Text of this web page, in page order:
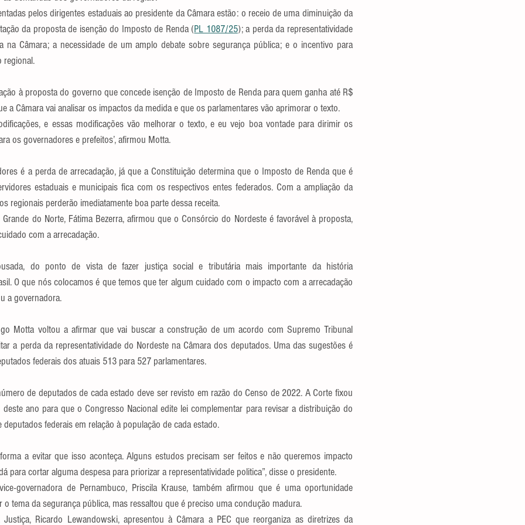
pelos dirigentes estaduais ao presidente da Câmara estão: o receio de uma diminuição da
da proposta de isenção do Imposto de Renda (PL 1087/25); a perda da representatividade
na Câmara; a necessidade de um amplo debate sobre segurança pública; e o incentivo para
regional.
à proposta do governo que concede isenção de Imposto de Renda para quem ganha até R$
a Câmara vai analisar os impactos da medida e que os parlamentares vão aprimorar o texto.
e essas modificações vão melhorar o texto, e eu vejo boa vontade para dirimir os
os governadores e prefeitos’, afirmou Motta.
é a perda de arrecadação, já que a Constituição determina que o Imposto de Renda que é
estaduais e municipais fica com os respectivos entes federados. Com a ampliação da
regionais perderão imediatamente boa parte dessa receita.
do Norte, Fátima Bezerra, afirmou que o Consórcio do Nordeste é favorável à proposta,
com a arrecadação.
do ponto de vista de fazer justiça social e tributária mais importante da história
O que nós colocamos é que temos que ter algum cuidado com o impacto com a arrecadação
a governadora.
Motta voltou a afirmar que vai buscar a construção de um acordo com Supremo Tribunal
a perda da representatividade do Nordeste na Câmara dos deputados. Uma das sugestões é
federais dos atuais 513 para 527 parlamentares.
de deputados de cada estado deve ser revisto em razão do Censo de 2022. A Corte fixou
ano para que o Congresso Nacional edite lei complementar para revisar a distribuição do
federais em relação à população de cada estado.
a evitar que isso aconteça. Alguns estudos precisam ser feitos e não queremos impacto
para cortar alguma despesa para priorizar a representatividade politica”, disse o presidente.
governadora de Pernambuco, Priscila Krause, também afirmou que é uma oportunidade
o tema da segurança pública, mas ressaltou que é preciso uma condução madura.
Ricardo Lewandowski, apresentou à Câmara a PEC que reorganiza as diretrizes da